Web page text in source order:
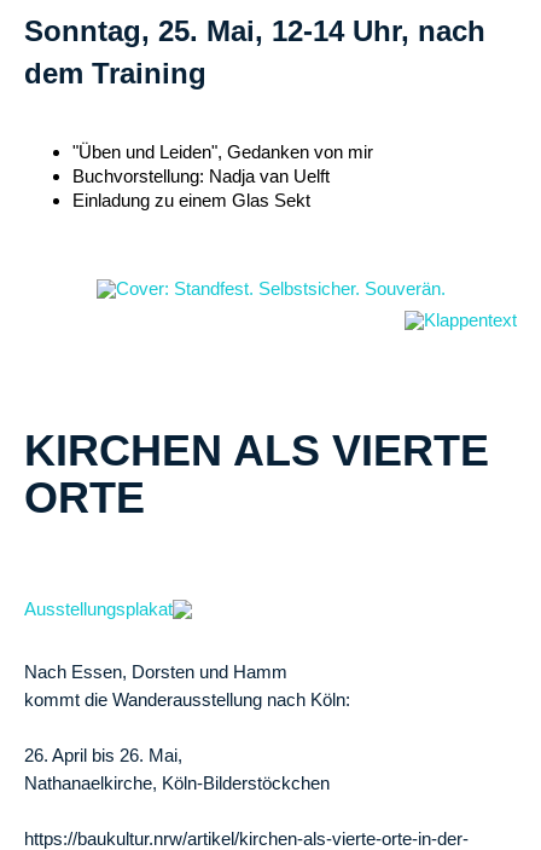
Sonntag, 25. Mai, 12-14 Uhr, nach
dem Training
"Üben und Leiden", Gedanken von mir
Buchvorstellung: Nadja van Uelft
Einladung zu einem Glas Sekt
KIRCHEN ALS VIERTE
ORTE
Nach Essen, Dorsten und Hamm
kommt die Wanderausstellung nach Köln:
26. April bis 26. Mai,
Nathanaelkirche, Köln-Bilderstöckchen
https://baukultur.nrw/artikel/kirchen-als-vierte-orte-in-der-